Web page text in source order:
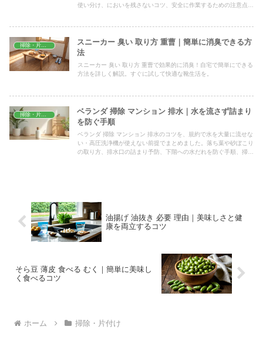
使い分け、においを残さないコツ、安全に作業するための注意点ま
スニーカー 臭い 取り方 重曹｜簡単に消臭できる方
法
スニーカー 臭い 取り方 重曹で効果的に消臭！自宅で簡単にできる
方法を詳しく解説。すぐに試して快適な靴生活を。
ベランダ 掃除 マンション 排水｜水を流さず詰まり
を防ぐ手順
ベランダ 掃除 マンション 排水のコツを、規約で水を大量に流せな
い・高圧洗浄機が使えない前提でまとめました。落ち葉や砂ぼこり
の取り方、排水口の詰まり予防、下階への水だれを防ぐ手順、掃除
油揚げ 油抜き 必要 理由｜美味しさと健
康を両立するコツ
そら豆 薄皮 食べる むく｜簡単に美味し
く食べるコツ
ホーム 掃除・片付け